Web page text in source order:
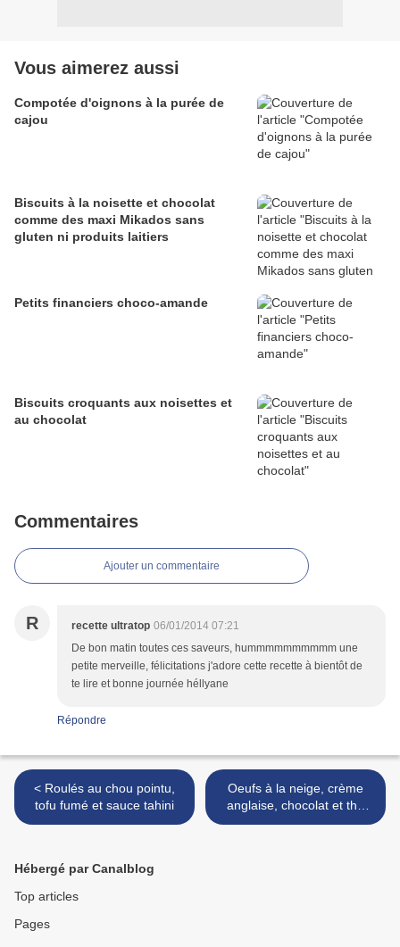
Vous aimerez aussi
Compotée d'oignons à la purée de
cajou
Biscuits à la noisette et chocolat
comme des maxi Mikados sans
gluten ni produits laitiers
Petits financiers choco-amande
Biscuits croquants aux noisettes et
au chocolat
Commentaires
Ajouter un commentaire
R recette ultratop 06/01/2014 07:21
De bon matin toutes ces saveurs, hummmmmmmmmm une
petite merveille, félicitations j'adore cette recette à bientôt de
te lire et bonne journée héllyane
Répondre
< Roulés au chou pointu,
tofu fumé et sauce tahini
Oeufs à la neige, crème
anglaise, chocolat et thé
matcha >
Hébergé par Canalblog
Top articles
Pages